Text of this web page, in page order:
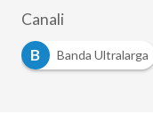
Canali
B
Banda Ultralarga